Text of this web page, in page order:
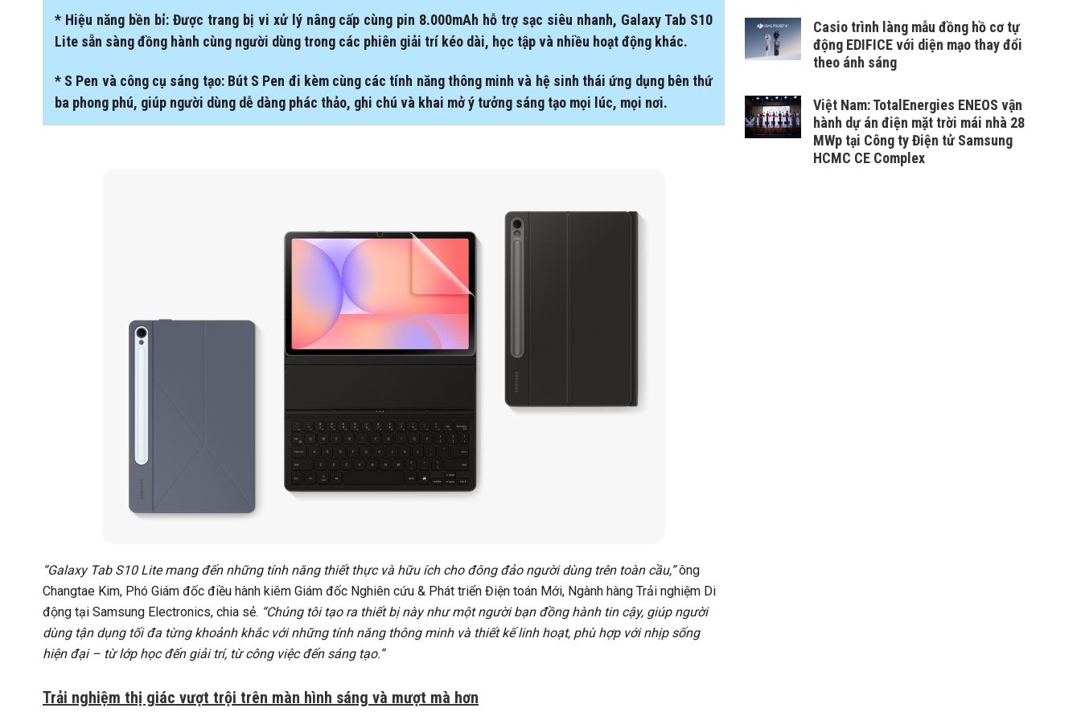
* Hiệu năng bền bỉ: Được trang bị vi xử lý nâng cấp cùng pin 8.000mAh hỗ trợ sạc siêu nhanh, Galaxy Tab S10
Lite sẵn sàng đồng hành cùng người dùng trong các phiên giải trí kéo dài, học tập và nhiều hoạt động khác.
* S Pen và công cụ sáng tạo: Bút S Pen đi kèm cùng các tính năng thông minh và hệ sinh thái ứng dụng bên thứ
ba phong phú, giúp người dùng dễ dàng phác thảo, ghi chú và khai mở ý tưởng sáng tạo mọi lúc, mọi nơi.
“Galaxy Tab S10 Lite mang đến những tính năng thiết thực và hữu ích cho đông đảo người dùng trên toàn cầu,”ông
Changtae Kim, Phó Giám đốc điều hành kiêm Giám đốc Nghiên cứu & Phát triển Điện toán Mới, Ngành hàng Trải nghiệm Di
động tại Samsung Electronics, chia sẻ. “Chúng tôi tạo ra thiết bị này như một người bạn đồng hành tin cậy, giúp người
dùng tận dụng tối đa từng khoảnh khắc với những tính năng thông minh và thiết kế linh hoạt, phù hợp với nhịp sống
hiện đại – từ lớp học đến giải trí, từ công việc đến sáng tạo.”
Trải nghiệm thị giác vượt trội trên màn hình sáng và mượt mà hơn
Casio trình làng mẫu đồng hồ cơ tự
động EDIFICE với diện mạo thay đổi
theo ánh sáng
Việt Nam: TotalEnergies ENEOS vận
hành dự án điện mặt trời mái nhà 28
MWp tại Công ty Điện tử Samsung
HCMC CE Complex